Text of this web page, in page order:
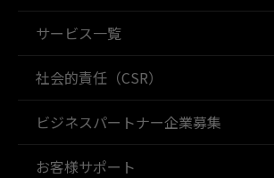
サービス一覧
社会的責任（CSR）
ビジネスパートナー企業募集
お客様サポート